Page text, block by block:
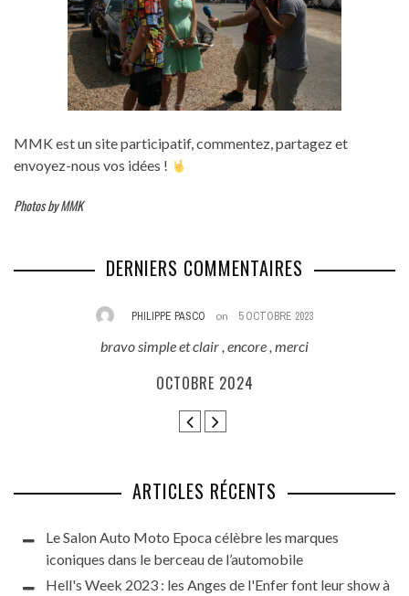
MMK est un site participatif, commentez, partagez et
envoyez-nous vos idées !
Photos by MMK
DERNIERS COMMENTAIRES
PHILIPPE PASCO on 5 OCTOBRE 2023
bravo simple et clair , encore , merci
OCTOBRE 2024
ARTICLES RÉCENTS
Le Salon Auto Moto Epoca célèbre les marques
iconiques dans le berceau de l’automobile
Hell's Week 2023 : les Anges de l'Enfer font leur show à